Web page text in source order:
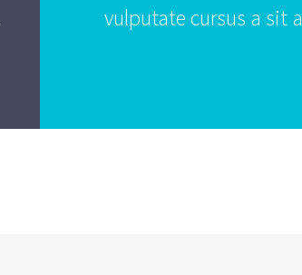
vulputate cursus a sit